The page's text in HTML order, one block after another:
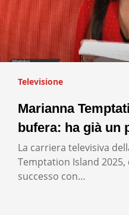
Televisione
Marianna
bufera: ha già un
La carriera televisiva
Temptation Island 2025,
successo con…